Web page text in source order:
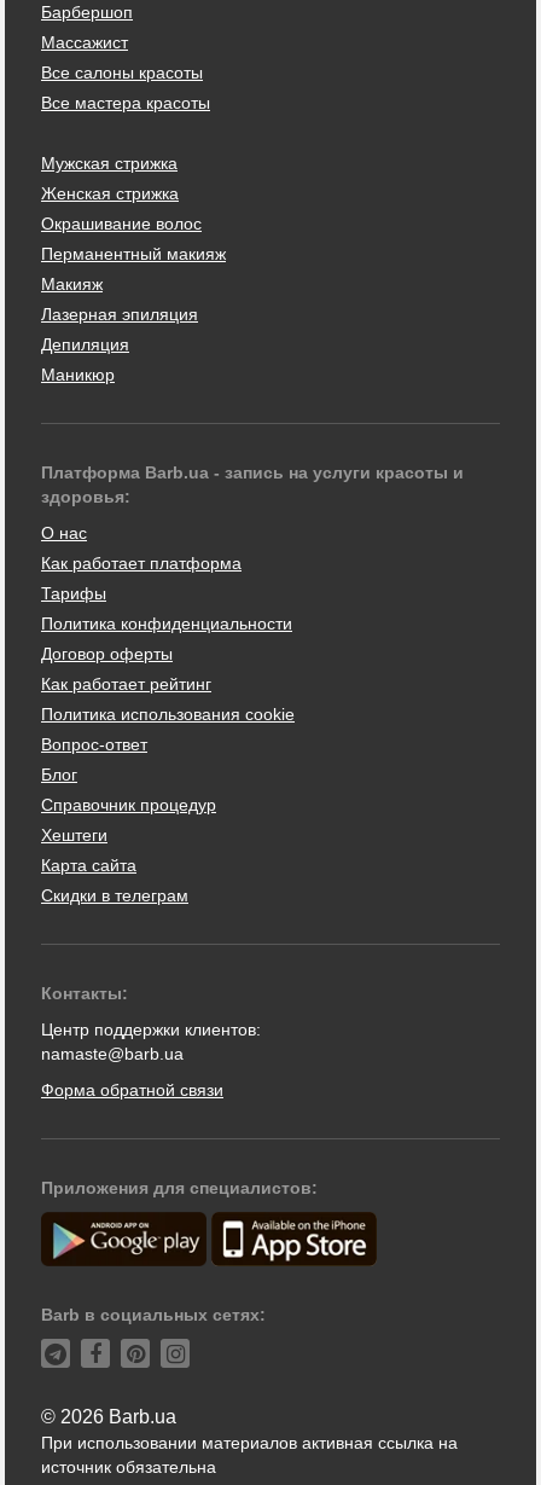
Барбершоп
Массажист
Все салоны красоты
Все мастера красоты
Мужская стрижка
Женская стрижка
Окрашивание волос
Перманентный макияж
Макияж
Лазерная эпиляция
Депиляция
Маникюр
Платформа Barb.ua - запись на услуги красоты и
здоровья:
О нас
Как работает платформа
Тарифы
Политика конфиденциальности
Договор оферты
Как работает рейтинг
Политика использования cookie
Вопрос-ответ
Блог
Справочник процедур
Хештеги
Карта сайта
Скидки в телеграм
Контакты:
Центр поддержки клиентов:
namaste@barb.ua
Форма обратной связи
Приложения для специалистов:
Barb в социальных сетях:
© 2026 Barb.ua
При использовании материалов активная ссылка на
источник обязательна